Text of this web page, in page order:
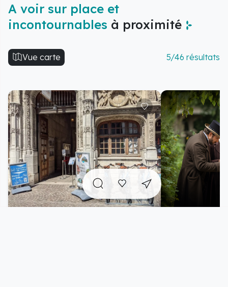
A voir sur place et
incontournables à proximité
Vue carte 5/46 résultats